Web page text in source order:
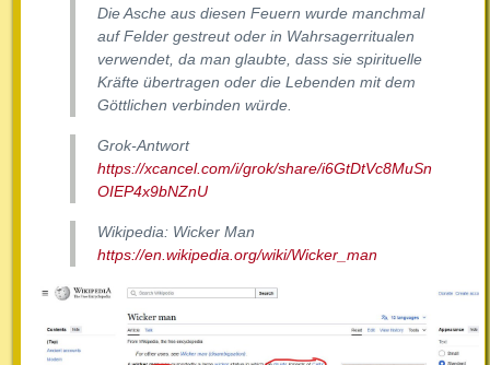
Die Asche aus diesen Feuern wurde manchmal
auf Felder gestreut oder in Wahrsagerritualen
verwendet, da man glaubte, dass sie spirituelle
Kräfte übertragen oder die Lebenden mit dem
Göttlichen verbinden würde.
Grok-Antwort
https://xcancel.com/i/grok/share/i6GtDtVc8MuSn
OIEP4x9bNZnU
Wikipedia: Wicker Man
https://en.wikipedia.org/wiki/Wicker_man